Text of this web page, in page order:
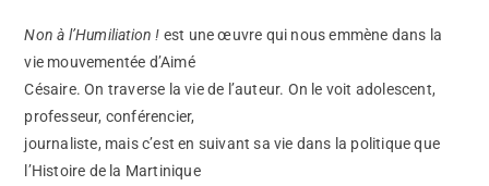
Non à l’Humiliation ! est une œuvre qui nous emmène dans la
vie mouvementée d’Aimé
Césaire. On traverse la vie de l’auteur. On le voit adolescent,
professeur, conférencier,
journaliste, mais c’est en suivant sa vie dans la politique que
l’Histoire de la Martinique